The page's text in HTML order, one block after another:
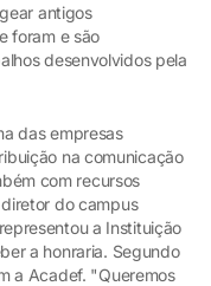
antigos
foram e são
desenvolvidos pela
das empresas
na comunicação
com recursos
do campus
a Instituição
a honraria. Segundo
a Acadef. "Queremos